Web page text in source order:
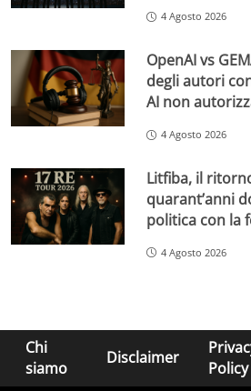
4 Agosto 2026
OpenAI vs
degli autori
AI non
4 Agosto 2026
Litfiba, il ritorno
quarant’anni
politica con la
4 Agosto 2026
Chi
siamo
Disclaimer
Policy